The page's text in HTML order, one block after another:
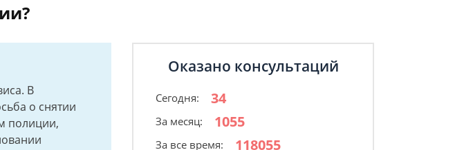
В
о снятии
полиции,
Оказано консультаций
Сегодня: 34
За месяц: 1055
За все время: 118055